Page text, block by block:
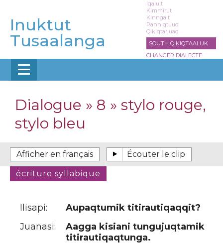
contenu
principal
Inuktut
Tusaalanga
Iqaluit
Kimmirut
Kinngait
Panniqtuuq
Qikiqtarjuaq
SOUTH QIKIQTAALUK
CHANGER DIALECTE
Dialogue » 8 » stylo rouge,
stylo bleu
Ilisapi:
Aupaqtumik titirautiqaqqit?
Juanasi:
Aagga kisiani tungujuqtamik
titirautiqaqtunga.